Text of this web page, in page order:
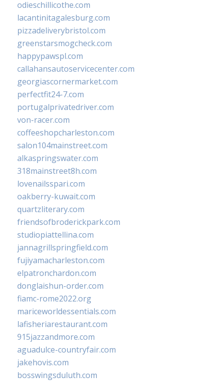
odieschillicothe.com
lacantinitagalesburg.com
pizzadeliverybristol.com
greenstarsmogcheck.com
happypawspl.com
callahansautoservicecenter.com
georgiascornermarket.com
perfectfit24-7.com
portugalprivatedriver.com
von-racer.com
coffeeshopcharleston.com
salon104mainstreet.com
alkaspringswater.com
318mainstreet8h.com
lovenailsspari.com
oakberry-kuwait.com
quartzliterary.com
friendsofbroderickpark.com
studiopiattellina.com
jannagrillspringfield.com
fujiyamacharleston.com
elpatronchardon.com
donglaishun-order.com
fiamc-rome2022.org
mariceworldessentials.com
lafisheriarestaurant.com
915jazzandmore.com
aguadulce-countryfair.com
jakehovis.com
bosswingsduluth.com